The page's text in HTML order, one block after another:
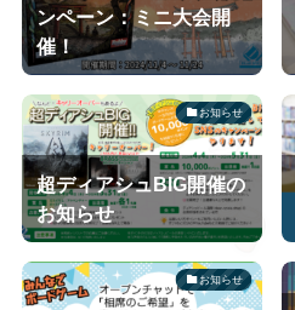
ンペーン：ミニ大会開
催！
お知らせ
超ディアシュBIG開催の
お知らせ
お知らせ